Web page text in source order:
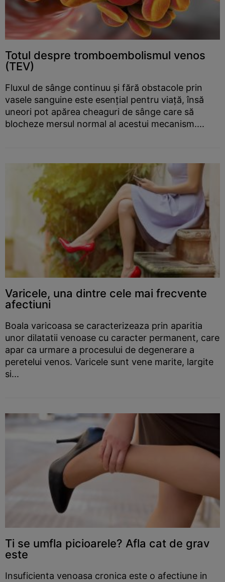
Totul despre tromboembolismul venos
(TEV)
Fluxul de sânge continuu și fără obstacole prin
vasele sanguine este esențial pentru viață, însă
uneori pot apărea cheaguri de sânge care să
blocheze mersul normal al acestui mecanism....
Varicele, una dintre cele mai frecvente
afectiuni
Boala varicoasa se caracterizeaza prin aparitia
unor dilatatii venoase cu caracter permanent, care
apar ca urmare a procesului de degenerare a
peretelui venos. Varicele sunt vene marite, largite
si...
Ti se umfla picioarele? Afla cat de grav
este
Insuficienta venoasa cronica este o afectiune in